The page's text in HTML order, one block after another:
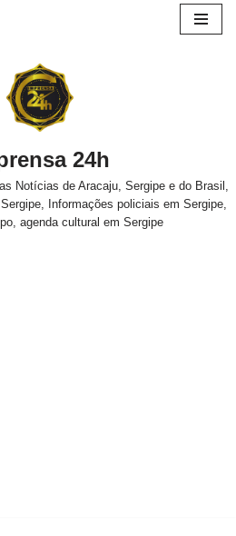
24h
Notícias de Aracaju, Sergipe e do Brasil,
Informações policiais em Sergipe,
agenda cultural em Sergipe